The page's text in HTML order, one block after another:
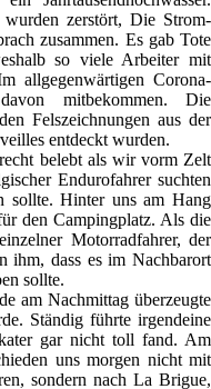
zerstört, Die Strom-
zusammen. Es gab Tote
so viele Arbeiter mit
allgegenwärtigen Corona-
mitbekommen. Die
Felszeichnungen aus der
entdeckt wurden.
belebt als wir vorm Zelt
Endurofahrer suchten
sollte. Hinter uns am Hang
den Campingplatz. Als die
Motorradfahrer, der
ihm, dass es im Nachbarort
sollte.
am Nachmittag überzeugte
Ständig führte irgendeine
gar nicht toll fand. Am
uns morgen nicht mit
sondern nach La Brigue,